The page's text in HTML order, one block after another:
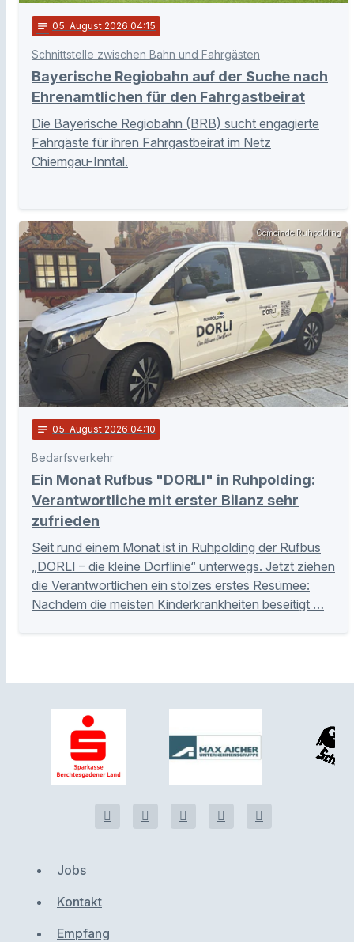
notes 05. August 2026 04:15
Schnittstelle zwischen Bahn und Fahrgästen
Bayerische Regiobahn auf der Suche nach
Ehrenamtlichen für den Fahrgastbeirat
Die Bayerische Regiobahn (BRB) sucht engagierte
Fahrgäste für ihren Fahrgastbeirat im Netz
Chiemgau-Inntal.
Gemeinde Ruhpolding
notes 05. August 2026 04:10
Bedarfsverkehr
Ein Monat Rufbus "DORLI" in Ruhpolding:
Verantwortliche mit erster Bilanz sehr
zufrieden
Seit rund einem Monat ist in Ruhpolding der Rufbus
„DORLI – die kleine Dorflinie“ unterwegs. Jetzt ziehen
die Verantwortlichen ein stolzes erstes Resümee:
Nachdem die meisten Kinderkrankheiten beseitigt …
Jobs
Kontakt
Empfang